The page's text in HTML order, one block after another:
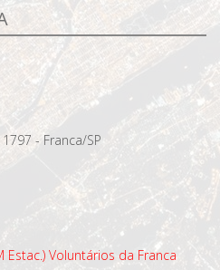
- Franca/SP
Estac.) Voluntários da Franca